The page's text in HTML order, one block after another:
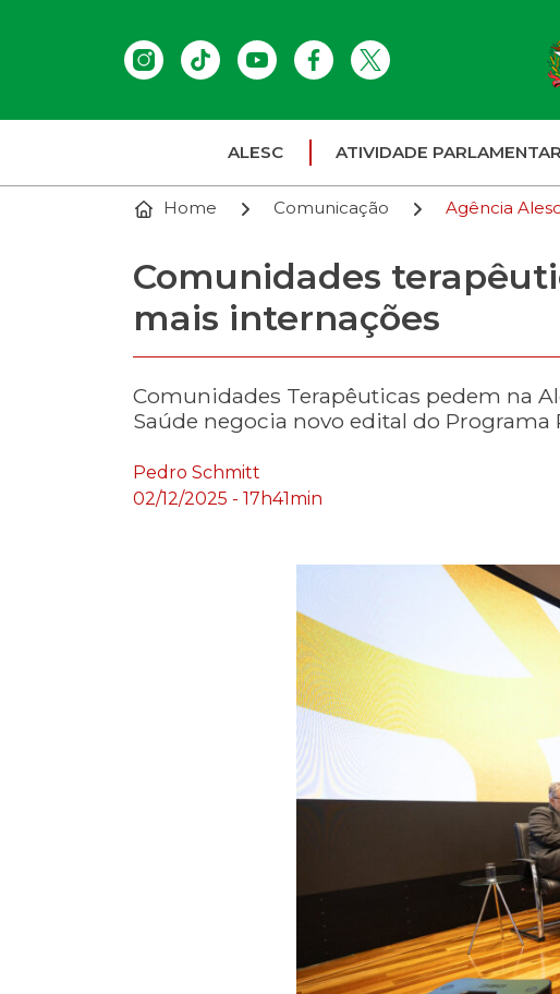
ALESC ATIVIDADE PARLAMENTAR
Home Comunicação Agência Alesc
Comunidades
mais internações
Comunidades Terapêuticas pedem na
Saúde negocia novo edital do Programa
Pedro Schmitt
02/12/2025 - 17h41min